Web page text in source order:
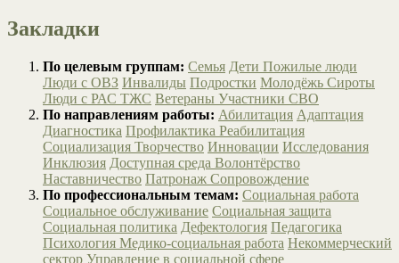
Закладки
По целевым группам: Семья Дети Пожилые люди
Люди с ОВЗ Инвалиды Подростки Молодёжь Сироты
Люди с РАС ТЖС Ветераны Участники СВО
По направлениям работы: Абилитация Адаптация
Диагностика Профилактика Реабилитация
Социализация Творчество Инновации Исследования
Инклюзия Доступная среда Волонтёрство
Наставничество Патронаж Сопровождение
По профессиональным темам: Социальная работа
Социальное обслуживание Социальная защита
Социальная политика Дефектология Педагогика
Психология Медико-социальная работа Некоммерческий
сектор Управление в социальной сфере